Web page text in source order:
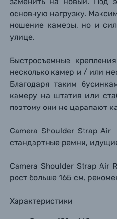
Книги о
Б/У фототехника
Уценённые товары
основную нагрузку.
ношение камеры, но и
улице.
Быстросъемные
несколько камер и / или
Благодаря таким
камеру на штатив или
поэтому они не царапают
Camera Shoulder Strap Air
стандартные ремни,
Camera Shoulder Strap Air
рост больше 165 см,
Характеристики